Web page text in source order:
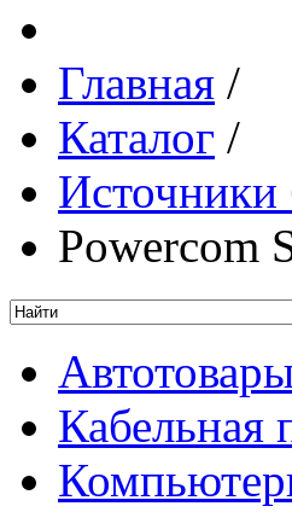
Главная /
Каталог /
Источники
Powercom
Кабельная